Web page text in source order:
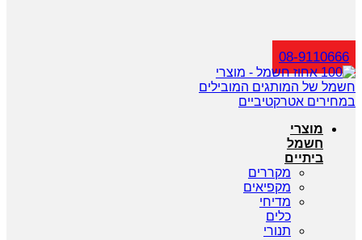
חיפוש
08-9110666
מוצרי
חשמל
ביתיים
מקררים
מקפיאים
מדיחי
כלים
תנורי